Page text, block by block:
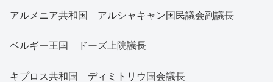
アルメニア共和国 アルシャキャン国民議会副議長
ベルギー王国 ドーズ上院議長
キプロス共和国 ディミトリウ国会議長